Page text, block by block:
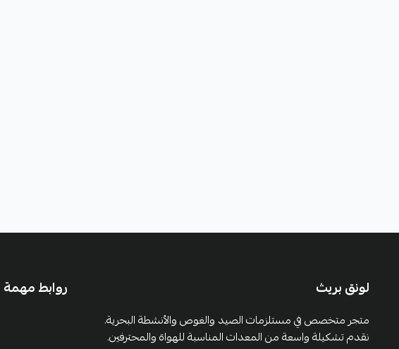
لونق بريث
متجر متخصص في مستلزمات الصيد والغوص والأنشطة البحرية.
نقدم تشكيلة واسعة من المعدات المناسبة للهواة والمحترفين.
روابط مهمة